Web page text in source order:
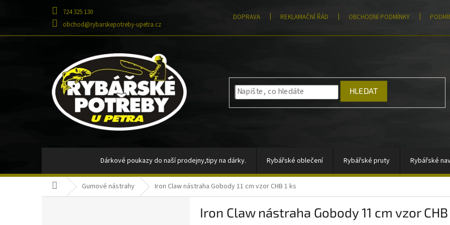
724 325 130
obchod@rybarskepotreby-upetra.cz
DOPRAVA REKLAMAČNÍ ŘÁD OBCHODNÍ PODMÍNKY
HLEDAT
Dárkové poukazy do naší prodejny,tipy na dárky. Rybářské oblečení Rybářské pruty Rybářské
Tašky, batohy, pouzdra, penály Signalizátory, sady signalizátorů
Návnady a nástrahy Moře AKCE Pomůcky k zakrmování Jigové
Domů Gumové nástrahy Iron Claw nástraha Gobody 11 cm vzor CHB 1 ks
Iron Claw nástraha Gobody 11 cm vzor CHB